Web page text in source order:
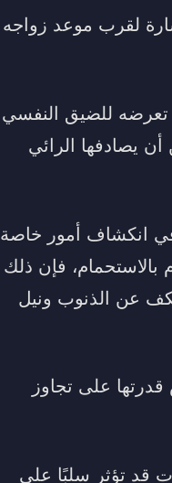
لقرب موعد زواجه
تعرضه للضيق النفسي
يصادفها الرائي
انكشاف أمور خاصة
بالاستحمام، فإن ذلك
عن الذنوب ونيل
على تجاوز
قد تؤثر سلبًا على